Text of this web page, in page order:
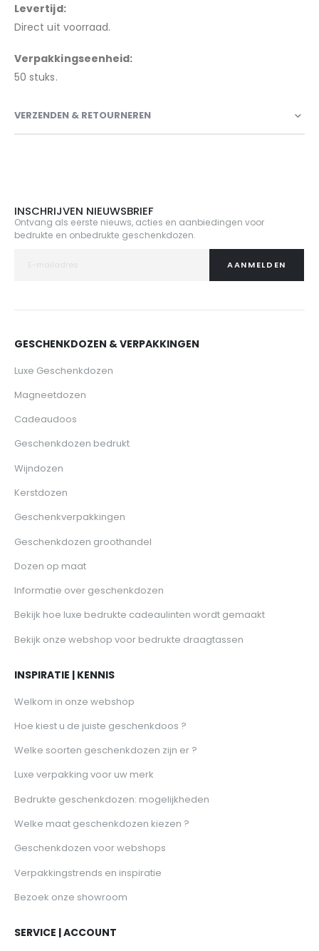
Levertijd:
Direct uit voorraad.
Verpakkingseenheid:
50 stuks.
VERZENDEN & RETOURNEREN
INSCHRIJVEN NIEUWSBRIEF
Ontvang als eerste nieuws, acties en aanbiedingen voor
bedrukte en onbedrukte geschenkdozen.
AANMELDEN
GESCHENKDOZEN & VERPAKKINGEN
Luxe Geschenkdozen
Magneetdozen
Cadeaudoos
Geschenkdozen bedrukt
Wijndozen
Kerstdozen
Geschenkverpakkingen
Geschenkdozen groothandel
Dozen op maat
Informatie over geschenkdozen
Bekijk hoe luxe bedrukte cadeaulinten wordt gemaakt
Bekijk onze webshop voor bedrukte draagtassen
INSPIRATIE | KENNIS
Welkom in onze webshop
Hoe kiest u de juiste geschenkdoos ?
Welke soorten geschenkdozen zijn er ?
Luxe verpakking voor uw merk
Bedrukte geschenkdozen: mogelijkheden
Welke maat geschenkdozen kiezen ?
Geschenkdozen voor webshops
Verpakkingstrends en inspiratie
Bezoek onze showroom
SERVICE | ACCOUNT